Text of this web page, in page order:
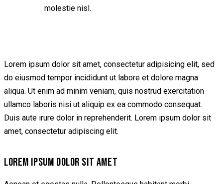
molestie nisl.
Lorem ipsum dolor sit amet, consectetur adipisicing elit, sed
do eiusmod tempor incididunt ut labore et dolore magna
aliqua. Ut enim ad minim veniam, quis nostrud exercitation
ullamco laboris nisi ut aliquip ex ea commodo consequat.
Duis aute irure dolor in reprehenderit. Lorem ipsum dolor sit
amet, consectetur adipiscing elit.
LOREM IPSUM DOLOR SIT AMET